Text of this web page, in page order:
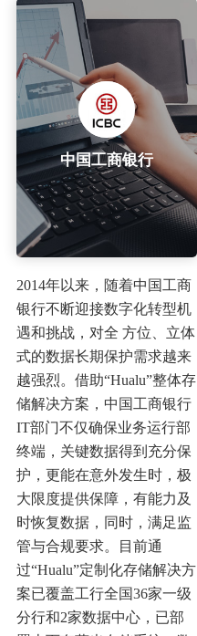
中国工商银行
2014年以来，随着中国工商
银行不断迎接数字化转型机
遇和挑战，对全 方位、立体
式的数据长期保护需求越来
越强烈。借助“Hualu”整体存
储解决方案，中国工商银行
IT部门不仅确保业务运行部
终端，关键数据得到充分保
护，更能在意外发生时，极
大限度提供保障，有能力及
时恢复数据，同时，满足监
管与合规要求。目前通
过“Hualu”定制化存储解决方
案已覆盖工行全国36家一级
分行和2家数据中心，已部